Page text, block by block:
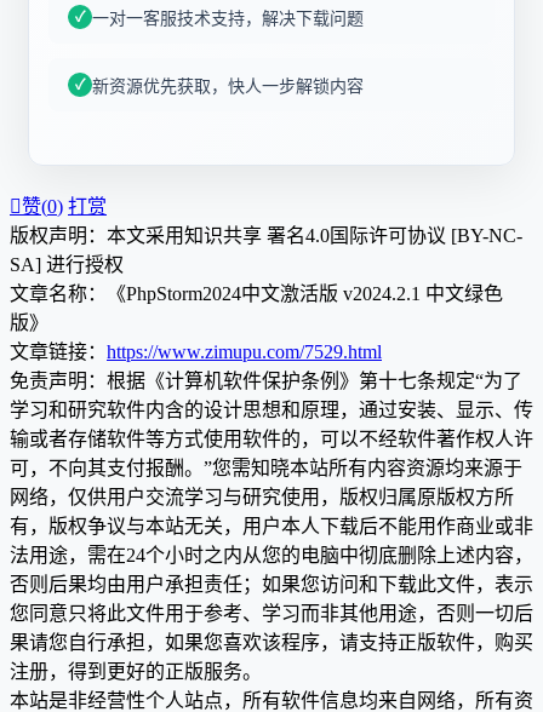
一对一客服技术支持，解决下载问题
新资源优先获取，快人一步解锁内容
赞(0) 打赏
版权声明：本文采用知识共享 署名4.0国际许可协议 [BY-NC-
SA] 进行授权
文章名称：《PhpStorm2024中文激活版 v2024.2.1 中文绿色
版》
文章链接： https://www.zimupu.com/7529.html
免责声明：根据《计算机软件保护条例》第十七条规定“为了
学习和研究软件内含的设计思想和原理，通过安装、显示、传
输或者存储软件等方式使用软件的，可以不经软件著作权人许
可，不向其支付报酬。”您需知晓本站所有内容资源均来源于
网络，仅供用户交流学习与研究使用，版权归属原版权方所
有，版权争议与本站无关，用户本人下载后不能用作商业或非
法用途，需在24个小时之内从您的电脑中彻底删除上述内容，
否则后果均由用户承担责任；如果您访问和下载此文件，表示
您同意只将此文件用于参考、学习而非其他用途，否则一切后
果请您自行承担，如果您喜欢该程序，请支持正版软件，购买
注册，得到更好的正版服务。
本站是非经营性个人站点，所有软件信息均来自网络，所有资